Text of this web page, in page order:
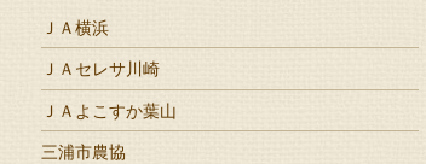
ＪＡ横浜
ＪＡセレサ川崎
ＪＡよこすか葉山
三浦市農協